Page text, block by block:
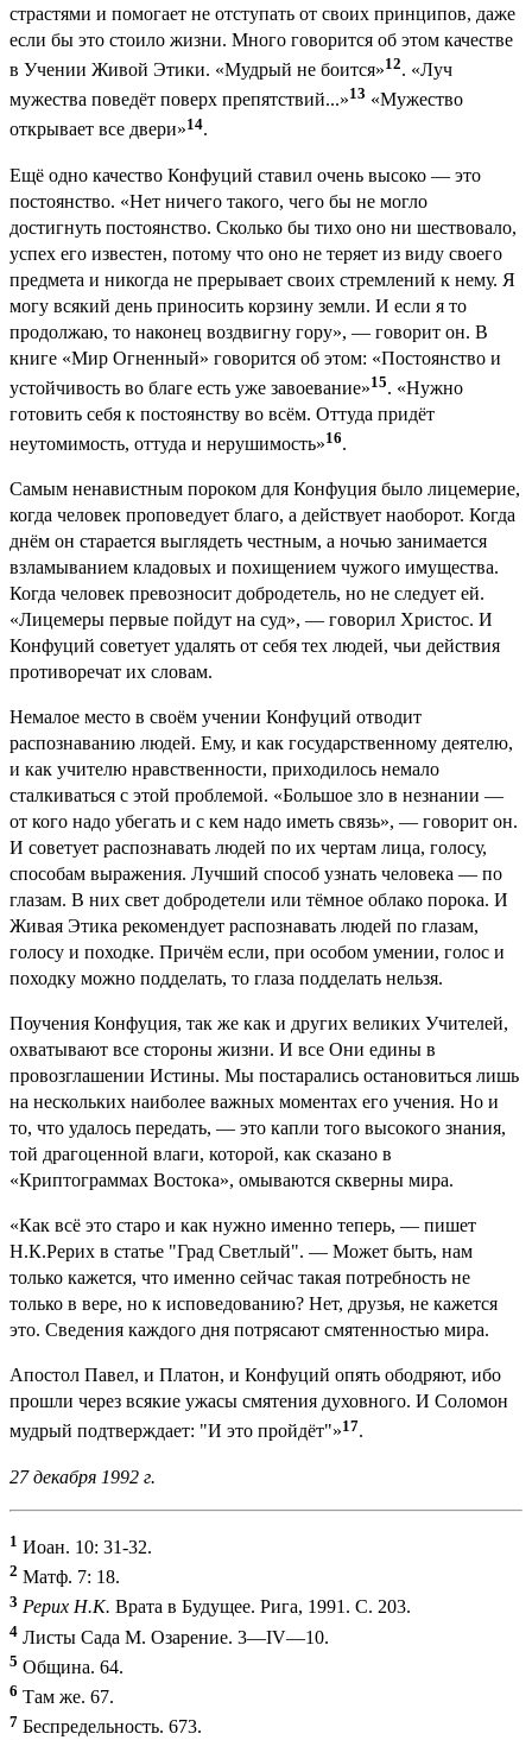
страстями и помогает не отступать от своих принципов, даже
если бы это стоило жизни. Много говорится об этом качестве
в Учении Живой Этики. «Мудрый не боится»12. «Луч
мужества поведёт поверх препятствий...»13 «Мужество
открывает все двери»14.
Ещё одно качество Конфуций ставил очень высоко — это
постоянство. «Нет ничего такого, чего бы не могло
достигнуть постоянство. Сколько бы тихо оно ни шествовало,
успех его известен, потому что оно не теряет из виду своего
предмета и никогда не прерывает своих стремлений к нему. Я
могу всякий день приносить корзину земли. И если я то
продолжаю, то наконец воздвигну гору», — говорит он. В
книге «Мир Огненный» говорится об этом: «Постоянство и
устойчивость во благе есть уже завоевание»15. «Нужно
готовить себя к постоянству во всём. Оттуда придёт
неутомимость, оттуда и нерушимость»16.
Самым ненавистным пороком для Конфуция было лицемерие,
когда человек проповедует благо, а действует наоборот. Когда
днём он старается выглядеть честным, а ночью занимается
взламыванием кладовых и похищением чужого имущества.
Когда человек превозносит добродетель, но не следует ей.
«Лицемеры первые пойдут на суд», — говорил Христос. И
Конфуций советует удалять от себя тех людей, чьи действия
противоречат их словам.
Немалое место в своём учении Конфуций отводит
распознаванию людей. Ему, и как государственному деятелю,
и как учителю нравственности, приходилось немало
сталкиваться с этой проблемой. «Большое зло в незнании —
от кого надо убегать и с кем надо иметь связь», — говорит он.
И советует распознавать людей по их чертам лица, голосу,
способам выражения. Лучший способ узнать человека — по
глазам. В них свет добродетели или тёмное облако порока. И
Живая Этика рекомендует распознавать людей по глазам,
голосу и походке. Причём если, при особом умении, голос и
походку можно подделать, то глаза подделать нельзя.
Поучения Конфуция, так же как и других великих Учителей,
охватывают все стороны жизни. И все Они едины в
провозглашении Истины. Мы постарались остановиться лишь
на нескольких наиболее важных моментах его учения. Но и
то, что удалось передать, — это капли того высокого знания,
той драгоценной влаги, которой, как сказано в
«Криптограммах Востока», омываются скверны мира.
«Как всё это старо и как нужно именно теперь, — пишет
Н.К.Рерих в статье "Град Светлый". — Может быть, нам
только кажется, что именно сейчас такая потребность не
только в вере, но к исповедованию? Нет, друзья, не кажется
это. Сведения каждого дня потрясают смятенностью мира.
Апостол Павел, и Платон, и Конфуций опять ободряют, ибо
прошли через всякие ужасы смятения духовного. И Соломон
мудрый подтверждает: "И это пройдёт"»17.
27 декабря 1992 г.
1 Иоан. 10: 31-32.
2 Матф. 7: 18.
3 Рерих Н.К. Врата в Будущее. Рига, 1991. С. 203.
4 Листы Сада М. Озарение. 3—IV—10.
5 Община. 64.
6 Там же. 67.
7 Беспредельность. 673.